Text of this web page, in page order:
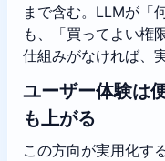
まで含む。LLMが「
も、「買ってよい権
仕組みがなければ、
ユーザー体験は
も上がる
この方向が実用化す